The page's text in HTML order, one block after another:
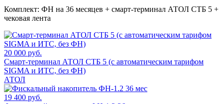
Комплект: ФН на 36 месяцев + смарт-терминал АТОЛ СТБ 5 +
чековая лента
20 000 руб.
Смарт-терминал АТОЛ СТБ 5 (с автоматическим тарифом
SIGMA и ИТС, без ФН)
АТОЛ
19 400 руб.